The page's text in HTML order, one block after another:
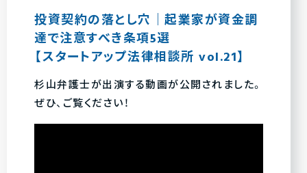
投資契約の落とし穴｜起業家が資金調
達で注意すべき条項5選
【スタートアップ法律相談所 vol.21】
杉山弁護士が出演する動画が公開されました。
ぜひ、ご覧ください！